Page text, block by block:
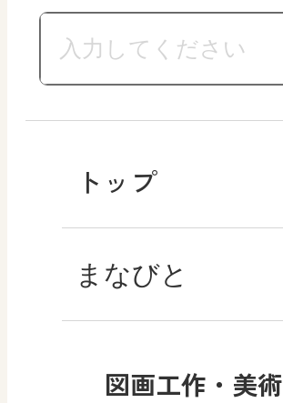
トップ
まなびと
図画工作・美術